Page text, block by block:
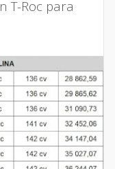
T-Roc para